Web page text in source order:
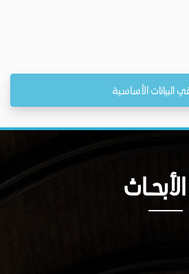
البيانات الأساسية
الأبحــاث